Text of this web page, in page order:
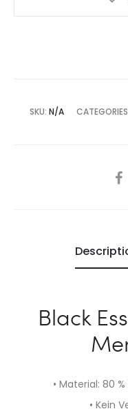
SKU: N/A
Black
• Material: 80
• Kein